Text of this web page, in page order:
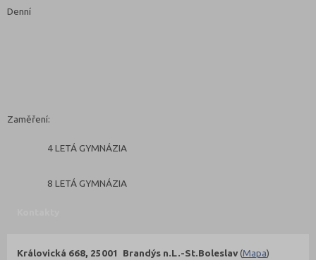
Denní
Zaměření:
4 LETÁ GYMNÁZIA
8 LETÁ GYMNÁZIA
Královická 668, 25001 Brandýs n.L.-St.Boleslav(Mapa)